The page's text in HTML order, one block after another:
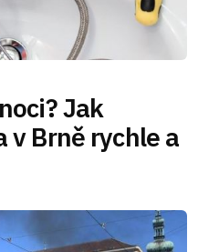
Jak
Brně rychle a